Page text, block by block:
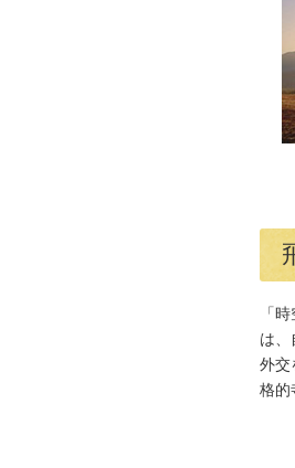
「
は、
外交
格的